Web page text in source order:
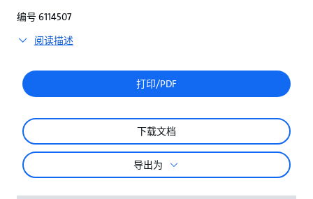
编号 6114507
阅读描述
打印/PDF
下载文档
导出为